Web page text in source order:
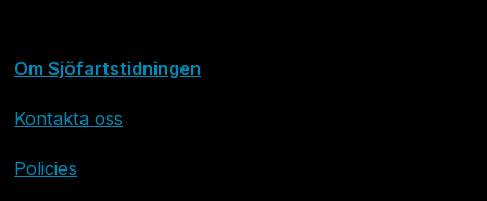
Om Sjöfartstidningen
Kontakta oss
Policies